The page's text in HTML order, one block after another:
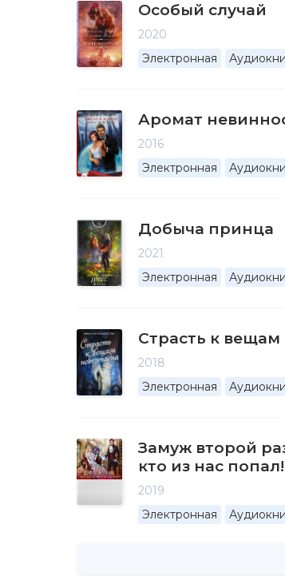
Особый случай
2020
Электронная
Аромат
2016
Электронная
Добыча принца
2021
Электронная
Страсть к вещам
2018
Электронная
Замуж второй
кто из нас попал!
2019
Электронная